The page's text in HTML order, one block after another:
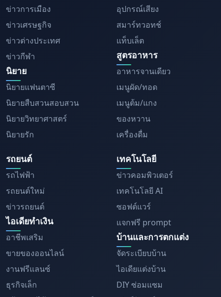
ข่าวการเมือง
ข่าวเศรษฐกิจ
ข่าวต่างประเทศ
ข่าวกีฬา
นิยาย
นิยายแฟนตาซี
นิยายสืบสวนสอบสวน
นิยายวิทยาศาสตร์
นิยายรัก
อุปกรณ์เสียง
สมาร์ทวอทช์
แท็บเล็ต
สูตรอาหาร
อาหารจานเดียว
เมนูผัด/ทอด
เมนูต้ม/แกง
ของหวาน
เครื่องดื่ม
รถยนต์
รถไฟฟ้า
รถยนต์ใหม่
ข่าวรถยนต์
ไอเดียทำเงิน
อาชีพเสริม
ขายของออนไลน์
งานฟรีแลนซ์
ธุรกิจเล็ก
เทคโนโลยี
ข่าวคอมพิวเตอร์
เทคโนโลยี AI
ซอฟต์แวร์
แจกฟรี prompt
บ้านและการตกแต่ง
จัดระเบียบบ้าน
ไอเดียแต่งบ้าน
DIY ซ่อมแซม